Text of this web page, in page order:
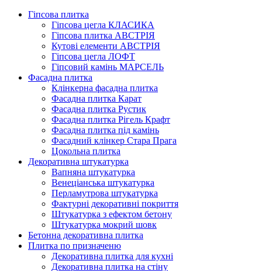
Гіпсова плитка
Гіпсова цегла КЛАСИКА
Гіпсова плитка АВСТРІЯ
Кутові елементи АВСТРІЯ
Гіпсова цегла ЛОФТ
Гіпсовий камінь МАРСЕЛЬ
Фасадна плитка
Клінкерна фасадна плитка
Фасадна плитка Карат
Фасадна плитка Рустик
Фасадна плитка Рігель Крафт
Фасадна плитка під камінь
Фасадний клінкер Стара Прага
Цокольна плитка
Декоративна штукатурка
Вапняна штукатурка
Венеціанська штукатурка
Перламутрова штукатурка
Фактурні декоративні покриття
Штукатурка з ефектом бетону
Штукатурка мокрий шовк
Бетонна декоративна плитка
Плитка по призначеню
Декоративна плитка для кухні
Декоративна плитка на стіну